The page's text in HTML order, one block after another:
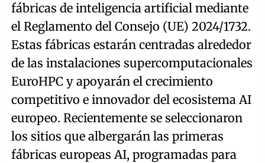
fábricas de inteligencia artificial mediante
el Reglamento del Consejo (UE) 2024/1732.
Estas fábricas estarán centradas alrededor
de las instalaciones supercomputacionales
EuroHPC y apoyarán el crecimiento
competitivo e innovador del ecosistema AI
europeo. Recientemente se seleccionaron
los sitios que albergarán las primeras
fábricas europeas AI, programadas para